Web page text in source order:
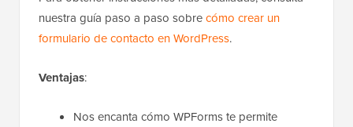
nuestra guía paso a paso sobrecómo crear un
formulario de contacto en WordPress.
Ventajas:
Nos encanta cómo WPForms te permite